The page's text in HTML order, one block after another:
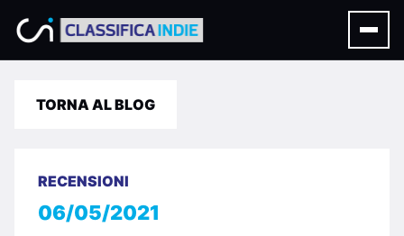
TORNA AL BLOG
RECENSIONI
06/05/2021